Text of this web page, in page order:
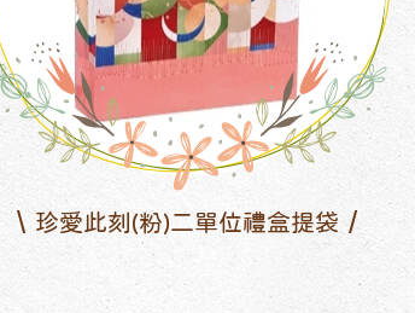
珍愛此刻(粉)二單位禮盒提袋